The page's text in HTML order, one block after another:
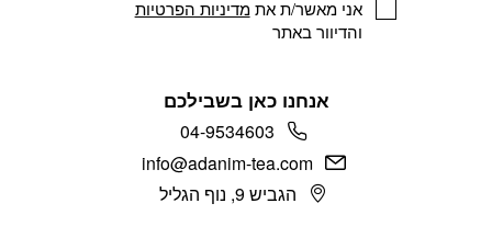
אני מאשר/ת אתמדיניות הפרטיות
והדיוור באתר
אנחנו כאן בשבילכם
04-9534603
info@adanim-tea.com
הגביש 9, נוף הגליל